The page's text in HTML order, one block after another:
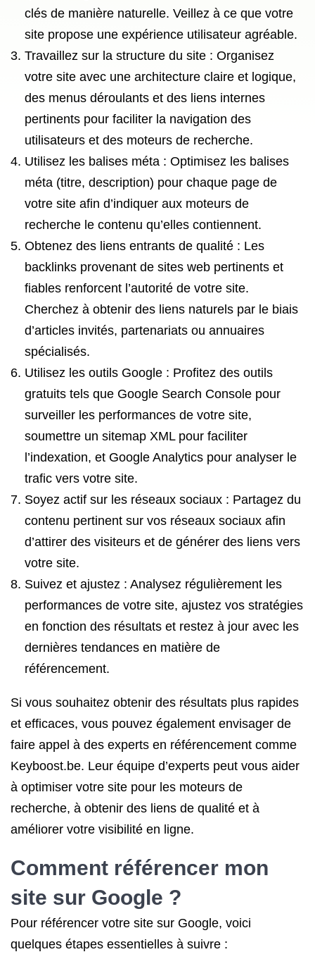
clés de manière naturelle. Veillez à ce que votre
site propose une expérience utilisateur agréable.
Travaillez sur la structure du site : Organisez
votre site avec une architecture claire et logique,
des menus déroulants et des liens internes
pertinents pour faciliter la navigation des
utilisateurs et des moteurs de recherche.
Utilisez les balises méta : Optimisez les balises
méta (titre, description) pour chaque page de
votre site afin d’indiquer aux moteurs de
recherche le contenu qu’elles contiennent.
Obtenez des liens entrants de qualité : Les
backlinks provenant de sites web pertinents et
fiables renforcent l’autorité de votre site.
Cherchez à obtenir des liens naturels par le biais
d’articles invités, partenariats ou annuaires
spécialisés.
Utilisez les outils Google : Profitez des outils
gratuits tels que Google Search Console pour
surveiller les performances de votre site,
soumettre un sitemap XML pour faciliter
l’indexation, et Google Analytics pour analyser le
trafic vers votre site.
Soyez actif sur les réseaux sociaux : Partagez du
contenu pertinent sur vos réseaux sociaux afin
d’attirer des visiteurs et de générer des liens vers
votre site.
Suivez et ajustez : Analysez régulièrement les
performances de votre site, ajustez vos stratégies
en fonction des résultats et restez à jour avec les
dernières tendances en matière de
référencement.
Si vous souhaitez obtenir des résultats plus rapides
et efficaces, vous pouvez également envisager de
faire appel à des experts en référencement comme
Keyboost.be. Leur équipe d’experts peut vous aider
à optimiser votre site pour les moteurs de
recherche, à obtenir des liens de qualité et à
améliorer votre visibilité en ligne.
Comment référencer mon
site sur Google ?
Pour référencer votre site sur Google, voici
quelques étapes essentielles à suivre :